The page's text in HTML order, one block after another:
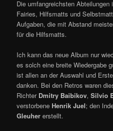
Die umfangreichsten
Fairies, Hilfsmatts und
Aufgaben, die mit Abstand
für die Hilfsmatts.
Ich kann das neue Album nur
es solch eine breite Wiedergabe
ist allen an der Auswahl und
danken. Bei den Retros waren
Richter Dmitry Baibikov,Silvio
verstorbene Henrik Juel; den
Gleuher erstellt.